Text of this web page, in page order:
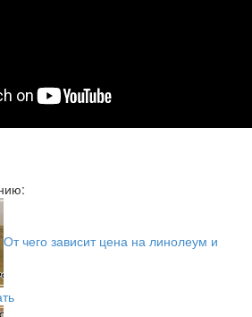
От чего зависит цена на линолеум и